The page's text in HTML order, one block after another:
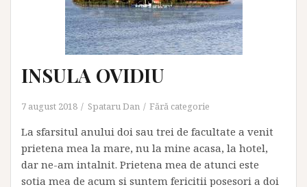
INSULA OVIDIU
7 august 2018 Spataru Dan Fără categorie
La sfarsitul anului doi sau trei de facultate a venit
prietena mea la mare, nu la mine acasa, la hotel,
dar ne-am intalnit. Prietena mea de atunci este
sotia mea de acum si suntem fericitii posesori a doi